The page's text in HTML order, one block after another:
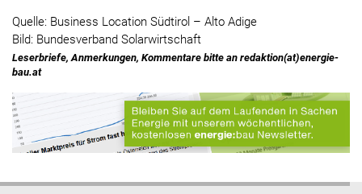
Quelle: Business Location Südtirol – Alto Adige
Bild: Bundesverband Solarwirtschaft
Leserbriefe, Anmerkungen, Kommentare bitte an redaktion(at)energie-
bau.at